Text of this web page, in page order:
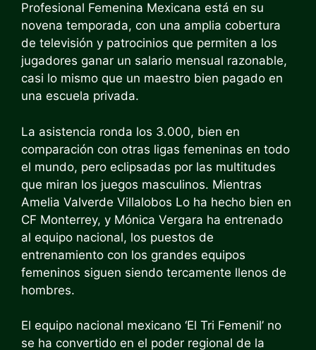
Profesional Femenina Mexicana está en su
novena temporada, con una amplia cobertura
de televisión y patrocinios que permiten a los
jugadores ganar un salario mensual razonable,
casi lo mismo que un maestro bien pagado en
una escuela privada.
La asistencia ronda los 3.000, bien en
comparación con otras ligas femeninas en todo
el mundo, pero eclipsadas por las multitudes
que miran los juegos masculinos. Mientras
Amelia Valverde Villalobos Lo ha hecho bien en
CF Monterrey, y Mónica Vergara ha entrenado
al equipo nacional, los puestos de
entrenamiento con los grandes equipos
femeninos siguen siendo tercamente llenos de
hombres.
El equipo nacional mexicano ‘El Tri Femenil’ no
se ha convertido en el poder regional de la